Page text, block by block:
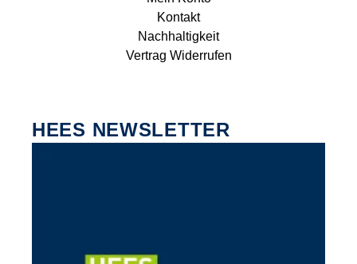
Kontakt
Nachhaltigkeit
Vertrag Widerrufen
HEES NEWSLETTER